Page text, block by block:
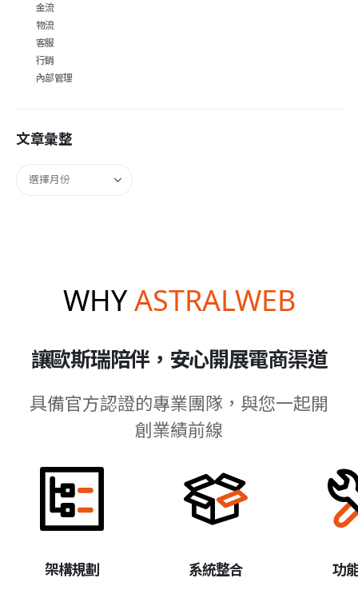
金流
物流
客服
行銷
內部管理
文章彙整
WHYASTRALWEB
讓歐斯瑞陪伴，安心開展電商渠道
具備官方認證的專業團隊，與您一起開
創業績前線
架構規劃 系統整合 功